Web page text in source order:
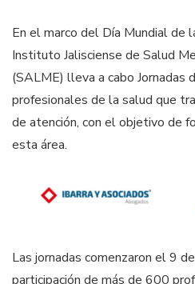
En el marco del Día Mundial de
Instituto Jalisciense de Salud
(SALME) lleva a cabo Jornadas
profesionales de la salud que
de atención, con el objetivo de
esta área.
Las jornadas comenzaron el 9
participación de más de 600